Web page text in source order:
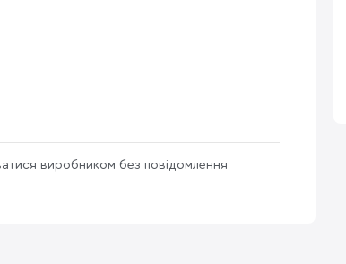
виробником без повідомлення